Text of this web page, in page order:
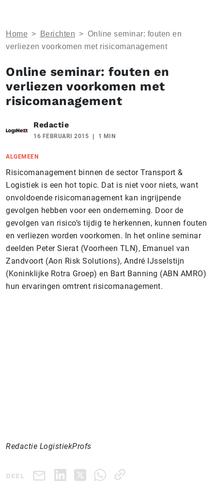
Home > Berichten > Online seminar: fouten en
verliezen voorkomen met risicomanagement
Online seminar: fouten en
verliezen voorkomen met
risicomanagement
Redactie
16 FEBRUARI 2015 1 MIN
ALGEMEEN
Risicomanagement binnen de sector Transport &
Logistiek is een hot topic. Dat is niet voor niets, want
onvoldoende risicomanagement kan ingrijpende
gevolgen hebben voor een onderneming. Door de
gevolgen van risico’s tijdig te herkennen, kunnen fouten
en verliezen worden voorkomen. In het online seminar
deelden Peter Sierat (Voorheen TLN), Emanuel van
Zandvoort (Aon Risk Solutions), André IJsselstijn
(Koninklijke Rotra Groep) en Bart Banning (ABN AMRO)
hun ervaringen omtrent risicomanagement.
Redactie LogistiekProfs
DEEL